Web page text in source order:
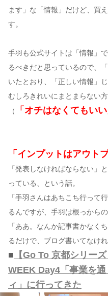
ます」な「情報」だけど、買
す。
手羽も公式サイトは「情報」
るべきだと思っているので、
いたとおり、「正しい情報」
むしろきれいにまとまらない
（
「オチはなくてもいい
「インプットはアウト
「発表しなければならない」
っている、という話。
「手羽さんはあちこち行って
るんですが、手羽は根っから
「ああ。なんか記事書かなく
るだけで、ブログ書いてなけれ
■ 【Go To 京都シリー
WEEK Day4「事業を
ィ」に行ってきた